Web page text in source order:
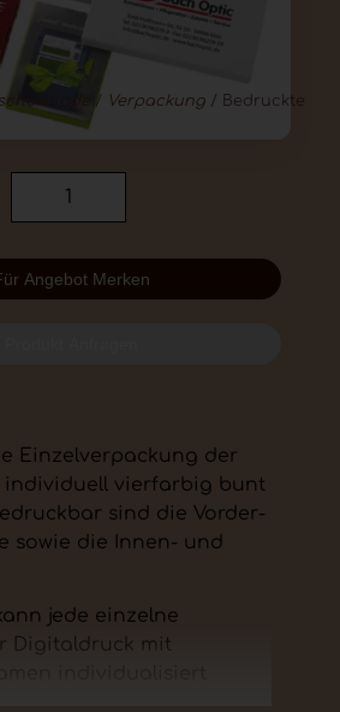
/ Verpackung/ Bedruckte
Angebot Merken
Einzelverpackung der
individuell vierfarbig bunt
sind die Vorder-
sowie die Innen- und
jede einzelne
Digitaldruck mit